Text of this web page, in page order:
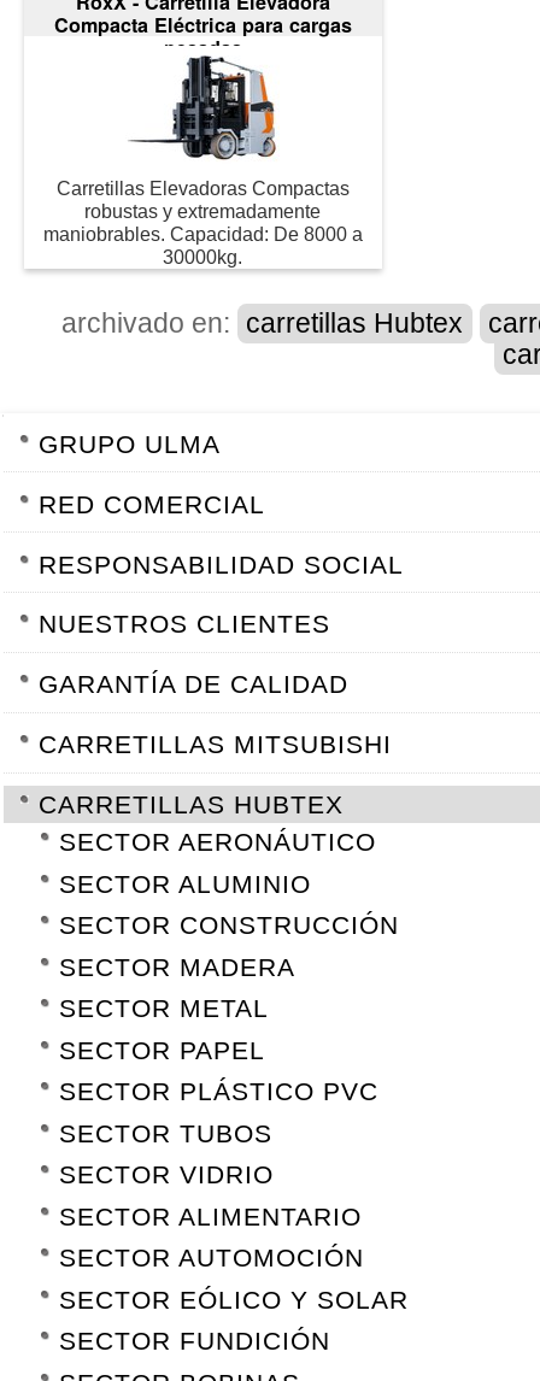
Compacta Eléctrica para cargas
pesadas
Carretillas Elevadoras Compactas
robustas y extremadamente
maniobrables. Capacidad: De 8000 a
30000kg.
archivado en: carretillas Hubtex
GRUPO ULMA
RED COMERCIAL
RESPONSABILIDAD SOCIAL
NUESTROS CLIENTES
GARANTÍA DE CALIDAD
CARRETILLAS MITSUBISHI
CARRETILLAS HUBTEX
SECTOR AERONÁUTICO
SECTOR ALUMINIO
SECTOR CONSTRUCCIÓN
SECTOR MADERA
SECTOR METAL
SECTOR PAPEL
SECTOR PLÁSTICO PVC
SECTOR TUBOS
SECTOR VIDRIO
SECTOR ALIMENTARIO
SECTOR AUTOMOCIÓN
SECTOR EÓLICO Y SOLAR
SECTOR FUNDICIÓN